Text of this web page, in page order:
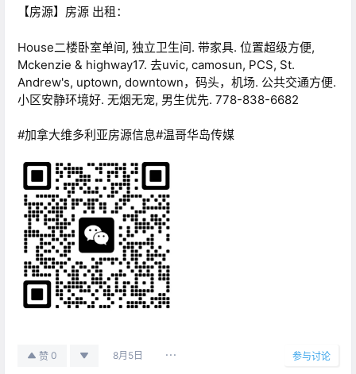
【房源】房源 出租：
House二楼卧室单间, 独立卫生间. 带家具. 位置超级方便,
Mckenzie & highway17. 去uvic, camosun, PCS, St.
Andrew's, uptown, downtown，码头，机场. 公共交通方便.
小区安静环境好. 无烟无宠, 男生优先. 778-838-6682
#加拿大维多利亚房源信息#温哥华岛传媒
赞 0 8月5日 参与讨论